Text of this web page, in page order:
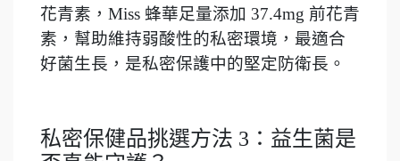
花青素，Miss 蜂華足量添加 37.4mg 前花青
素，幫助維持弱酸性的私密環境，最適合
好菌生長，是私密保護中的堅定防衛長。
私密保健品挑選方法 3：益生菌是